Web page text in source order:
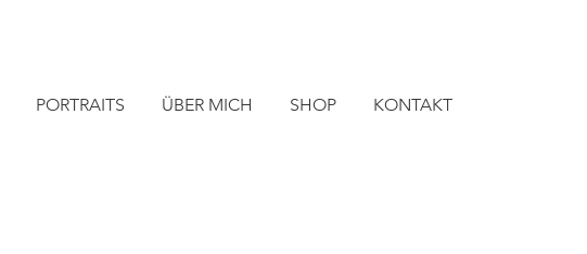
PORTRAITS ÜBER MICH SHOP KONTAKT